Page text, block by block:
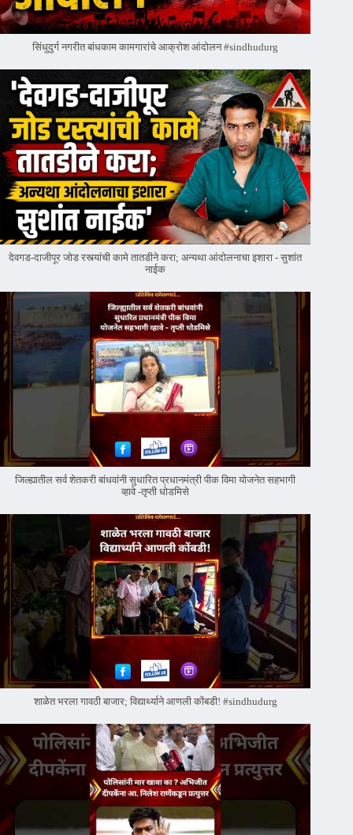
सिंधुदुर्ग नगरीत बांधकाम कामगारांचे आक्रोश आंदोलन #sindhudurg
देवगड-दाजीपूर जोड रस्त्यांची कामे तातडीने करा; अन्यथा आंदोलनाचा इशारा - सुशांत
नाईक
जिल्ह्यातील सर्व शेतकरी बांधवांनी सुधारित प्रधानमंत्री पीक विमा योजनेत सहभागी
व्हावे -तृप्ती धोडमिसे
शाळेत भरला गावठी बाजार; विद्यार्थ्याने आणली कोंबडी! #sindhudurg